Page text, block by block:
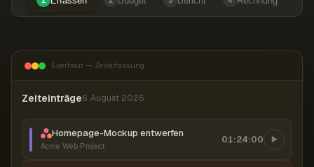
Everhour — Zeiterfassung
Zeiteinträge6. August 2026
Homepage-Mockup entwerfen
Acme Web Project
01:24:00